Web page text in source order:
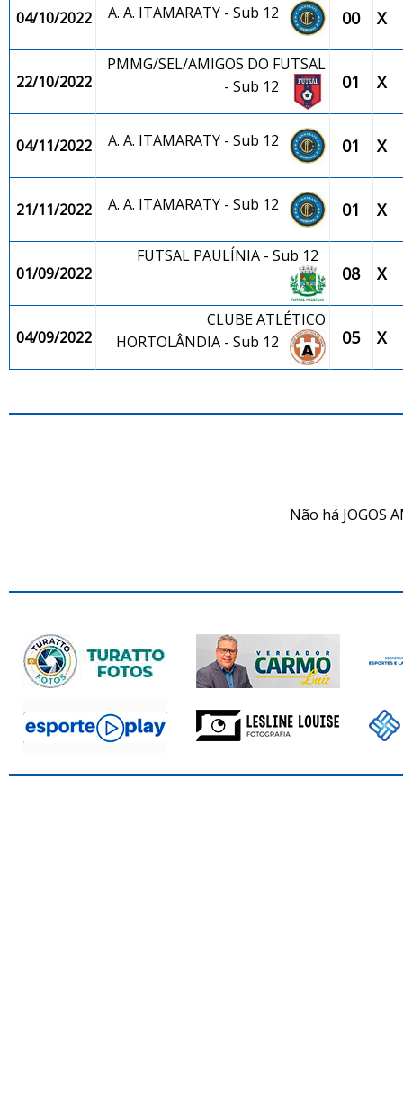
04/10/2022 A. A. ITAMARATY - Sub 12 00 X
22/10/2022
PMMG/SEL/AMIGOS DO FUTSAL
- Sub 12
01 X
04/11/2022 A. A. ITAMARATY - Sub 12 01 X
21/11/2022 A. A. ITAMARATY - Sub 12 01 X
01/09/2022
FUTSAL PAULÍNIA - Sub 12
08 X
04/09/2022
CLUBE ATLÉTICO
HORTOLÂNDIA - Sub 12
05 X
Não há JOGOS